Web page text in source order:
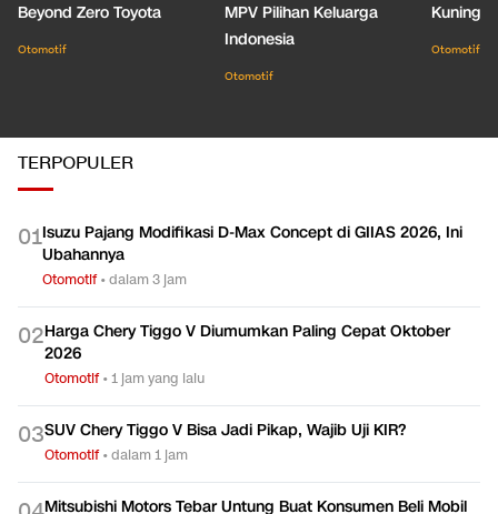
Beyond Zero Toyota
Otomotif
MPV Pilihan Keluarga
Indonesia
Otomotif
Kuning
Otomotif
TERPOPULER
01Isuzu Pajang Modifikasi D-Max Concept di GIIAS 2026, Ini
Ubahannya
Otomotif•dalam 3 jam
02Harga Chery Tiggo V Diumumkan Paling Cepat Oktober
2026
Otomotif•1 jam yang lalu
03SUV Chery Tiggo V Bisa Jadi Pikap, Wajib Uji KIR?
Otomotif•dalam 1 jam
Mitsubishi Motors Tebar Untung Buat Konsumen Beli Mobil